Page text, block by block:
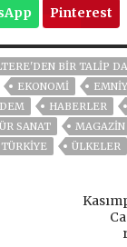
Pinterest
BIR TALIP
EKONOMİ
HABERLER
SANAT MAGAZİN
TÜRKİYE ÜLKELER